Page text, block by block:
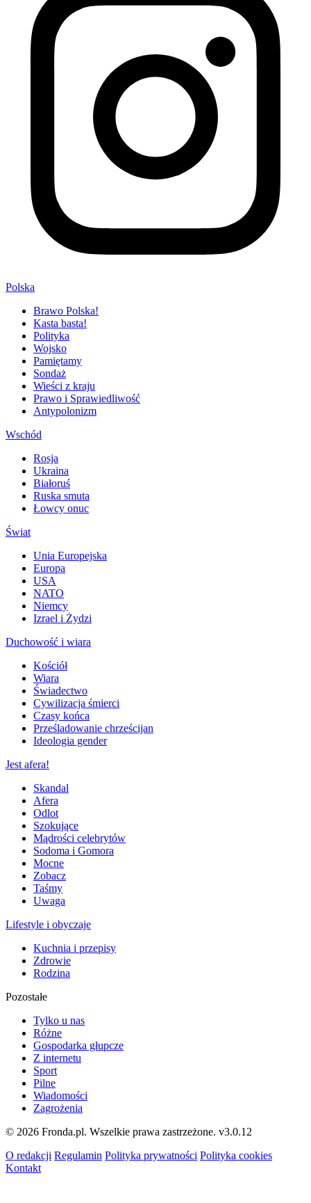
Polska
Brawo Polska!
Kasta basta!
Polityka
Wojsko
Pamiętamy
Sondaż
Wieści z kraju
Prawo i Sprawiedliwość
Antypolonizm
Wschód
Rosja
Ukraina
Białoruś
Ruska smuta
Łowcy onuc
Świat
Unia Europejska
Europa
USA
NATO
Niemcy
Izrael i Żydzi
Duchowość i wiara
Kościół
Wiara
Świadectwo
Cywilizacja śmierci
Czasy końca
Prześladowanie chrześcijan
Ideologia gender
Jest afera!
Skandal
Afera
Odlot
Szokujące
Mądrości celebrytów
Sodoma i Gomora
Mocne
Zobacz
Taśmy
Uwaga
Lifestyle i obyczaje
Kuchnia i przepisy
Zdrowie
Rodzina
Pozostałe
Tylko u nas
Różne
Gospodarka głupcze
Z internetu
Sport
Pilne
Wiadomości
Zagrożenia
© 2026 Fronda.pl. Wszelkie prawa zastrzeżone. v3.0.12
O redakcji Regulamin Polityka prywatności Polityka cookies
Kontakt